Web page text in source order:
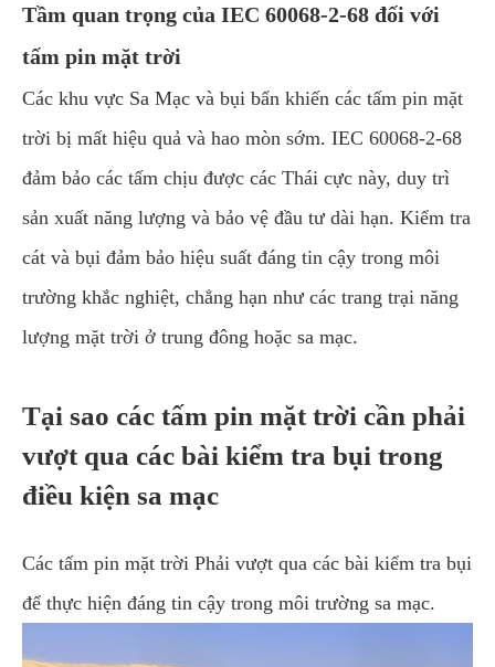
Tầm quan trọng của IEC 60068-2-68 đối với
tấm pin mặt trời
Các khu vực Sa Mạc và bụi bẩn khiến các tấm pin mặt
trời bị mất hiệu quả và hao mòn sớm. IEC 60068-2-68
đảm bảo các tấm chịu được các Thái cực này, duy trì
sản xuất năng lượng và bảo vệ đầu tư dài hạn. Kiểm tra
cát và bụi đảm bảo hiệu suất đáng tin cậy trong môi
trường khắc nghiệt, chẳng hạn như các trang trại năng
lượng mặt trời ở trung đông hoặc sa mạc.
Tại sao các tấm pin mặt trời cần phải
vượt qua các bài kiểm tra bụi trong
điều kiện sa mạc
Các tấm pin mặt trời Phải vượt qua các bài kiểm tra bụi
để thực hiện đáng tin cậy trong môi trường sa mạc.